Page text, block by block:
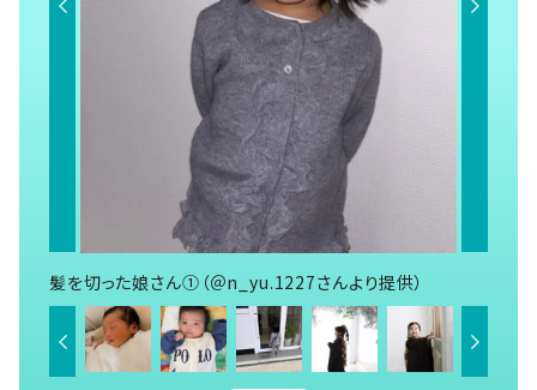
髪を切った娘さん①（＠n_yu.1227さんより提供）